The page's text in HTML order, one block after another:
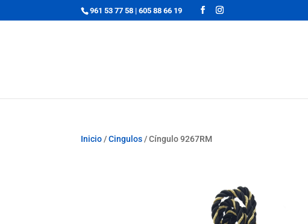
961 53 77 58 |605 88 66 19
Inicio /Cingulos / Cíngulo 9267RM